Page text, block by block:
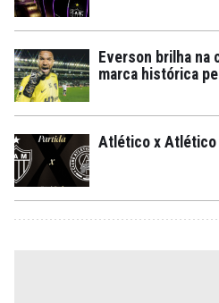
Everson brilha na
marca histórica
Atlético x Atlético